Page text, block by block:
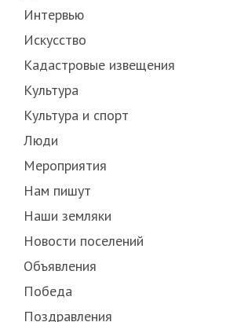
Интервью
Искусство
Кадастровые извещения
Культура
Культура и спорт
Люди
Мероприятия
Нам пишут
Наши земляки
Новости поселений
Объявления
Победа
Поздравления